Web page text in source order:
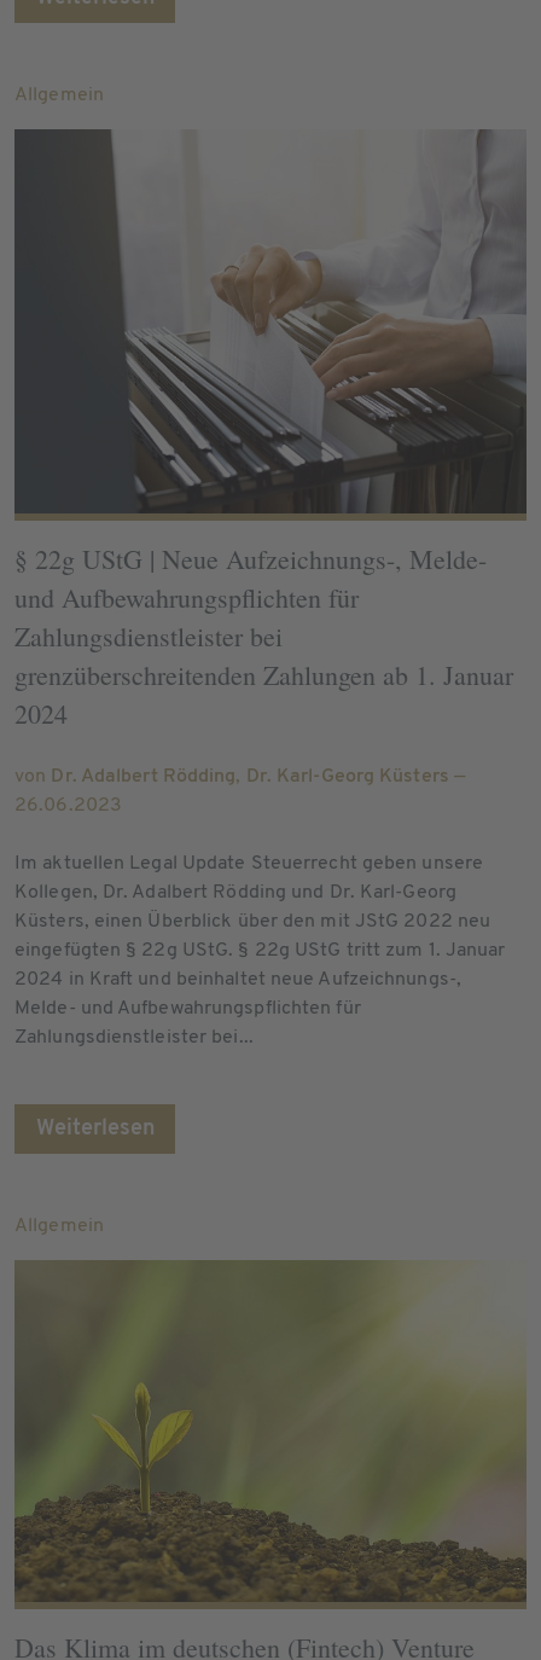
Allgemein
§ 22g UStG | Neue Aufzeichnungs-, Melde-
und Aufbewahrungspflichten für
Zahlungsdienstleister bei
grenzüberschreitenden Zahlungen ab 1. Januar
2024
von Dr. Adalbert Rödding, Dr. Karl-Georg Küsters —
26.06.2023
Im aktuellen Legal Update Steuerrecht geben unsere
Kollegen, Dr. Adalbert Rödding und Dr. Karl-Georg
Küsters, einen Überblick über den mit JStG 2022 neu
eingefügten § 22g UStG. § 22g UStG tritt zum 1. Januar
2024 in Kraft und beinhaltet neue Aufzeichnungs-,
Melde- und Aufbewahrungspflichten für
Zahlungsdienstleister bei...
Weiterlesen
Allgemein
Das Klima im deutschen (Fintech) Venture